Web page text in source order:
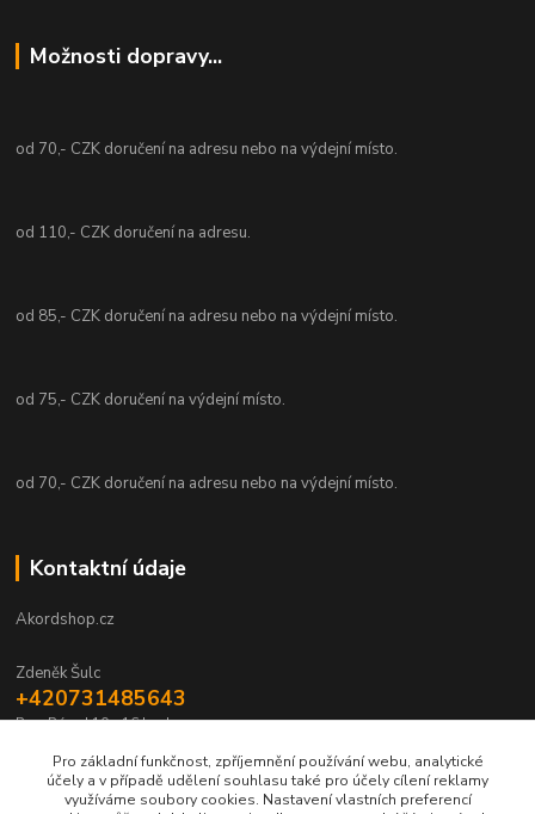
Možnosti dopravy...
od 70,- CZK doručení na adresu nebo na výdejní místo.
od 110,- CZK doručení na adresu.
od 85,- CZK doručení na adresu nebo na výdejní místo.
od 75,- CZK doručení na výdejní místo.
od 70,- CZK doručení na adresu nebo na výdejní místo.
Kontaktní údaje
Akordshop.cz
Zdeněk Šulc
+420731485643
Po - Pá od 10 - 16 hod.
info@akordshop.cz
Pro základní funkčnost, zpříjemnění používání webu, analytické
účely a v případě udělení souhlasu také pro účely cílení reklamy
využíváme soubory cookies. Nastavení vlastních preferencí